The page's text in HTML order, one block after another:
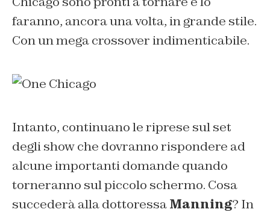
faranno, ancora una volta, in grande stile.
Con un mega crossover indimenticabile.
Intanto, continuano le riprese sul set
degli show che dovranno rispondere ad
alcune importanti domande quando
torneranno sul piccolo schermo. Cosa
succederà alla dottoressaManning? In